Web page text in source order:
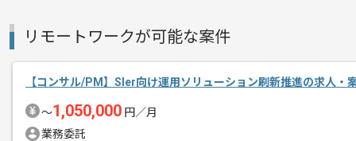
リモートワークが可能な案件
【コンサル/PM】SIer向け運用ソリューション刷新推進の求人・
〜1,050,000 円／月
業務委託